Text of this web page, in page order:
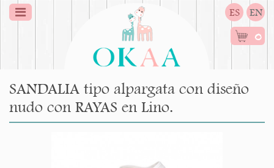
ES EN
0
SANDALIA tipo alpargata con diseño
nudo con RAYAS en Lino.